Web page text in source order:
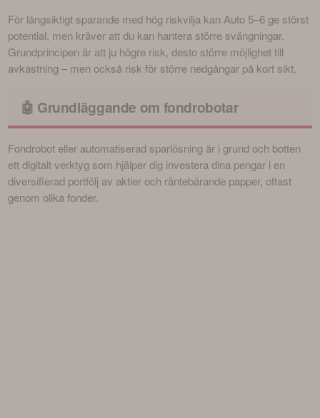
För långsiktigt sparande med hög riskvilja kan Auto 5–6 ge störst
potential, men kräver att du kan hantera större svängningar.
Grundprincipen är att ju högre risk, desto större möjlighet till
avkastning – men också risk för större nedgångar på kort sikt.
🤖 Grundläggande om fondrobotar
Fondrobot eller automatiserad sparlösning är i grund och botten
ett digitalt verktyg som hjälper dig investera dina pengar i en
diversifierad portfölj av aktier och räntebärande papper, oftast
genom olika fonder.